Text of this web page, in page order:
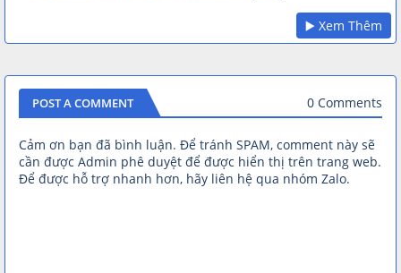
▶️ Xem Thêm
POST A COMMENT 0 Comments
Cảm ơn bạn đã bình luận. Để tránh SPAM, comment này sẽ
cần được Admin phê duyệt để được hiển thị trên trang web.
Để được hỗ trợ nhanh hơn, hãy liên hệ qua nhóm Zalo.